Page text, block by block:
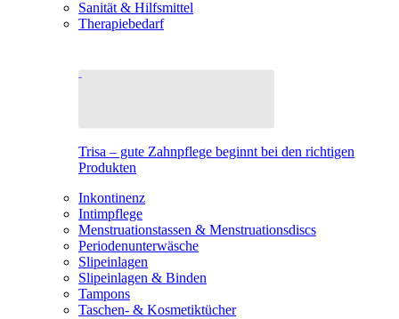
Sanität & Hilfsmittel
Therapiebedarf
Trisa – gute Zahnpflege beginnt bei den richtigen
Produkten
Inkontinenz
Intimpflege
Menstruationstassen & Menstruationsdiscs
Periodenunterwäsche
Slipeinlagen
Slipeinlagen & Binden
Tampons
Taschen- & Kosmetiktücher